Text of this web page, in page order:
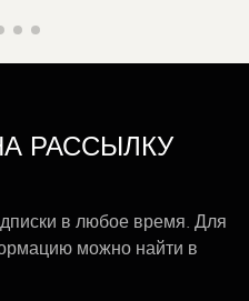
РАССЫЛКУ
в любое время. Для
можно найти в